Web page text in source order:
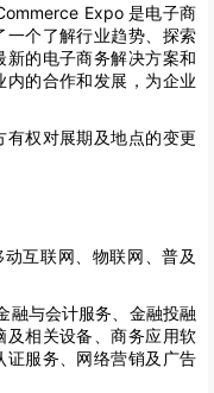
Expo 是电子商
一个了解行业趋势、探索
的电子商务解决方案和
的合作和发展，为企业
权对展期及地点的变更
互联网、物联网、普及
融与会计服务、金融投融
及相关设备、商务应用软
证服务、网络营销及广告